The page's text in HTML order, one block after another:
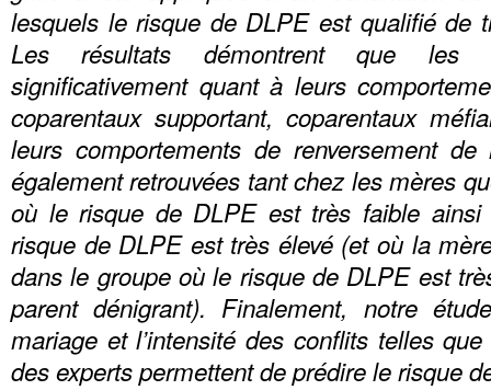
lesquels le risque de DLPE est qualifié de
Les résultats démontrent que les
significativement quant à leurs
coparentaux supportant, coparentaux
leurs comportements de renversement
également retrouvées tant chez les mères
où le risque de DLPE est très faible
risque de DLPE est très élevé (et où la
dans le groupe où le risque de DLPE est
parent dénigrant). Finalement, notre
mariage et l’intensité des conflits telles
des experts permettent de prédire le risque